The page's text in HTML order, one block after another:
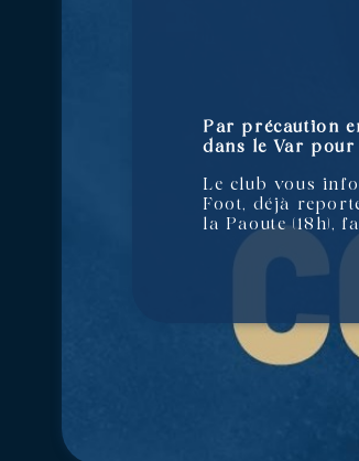
Par précaution
dans le Var pour
Le club vous
Foot, déjà
la Paoute (18h),